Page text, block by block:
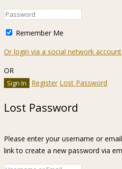
Remember Me
Or login via a social network account
OR
Register Lost Password
Lost Password
Please enter your username or
link to create a new password via